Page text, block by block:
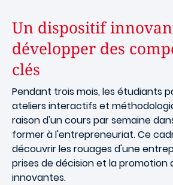
Un dispositif
développer des
clés
Pendant trois mois, les étudiants
ateliers interactifs et
raison d'un cours par semaine
former à l'entrepreneuriat. Ce
découvrir les rouages d'une
prises de décision et la promotion
innovantes.